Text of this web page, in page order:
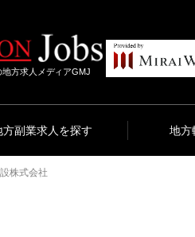
方求人メディアGMJ
方副業求人を探す 地方
株式会社